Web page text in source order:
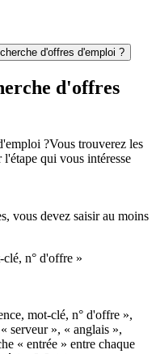
d'offres d'emploi ?
d'offres
?Vous trouverez les
qui vous intéresse
vous devez saisir au moins
clé, n° d'offre »
mot-clé, n° d'offre »,
serveur », « anglais »,
« entrée » entre chaque